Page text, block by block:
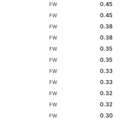
FW
0.45
FW
0.45
FW
0.38
FW
0.38
FW
0.35
FW
0.35
FW
0.33
FW
0.33
FW
0.32
FW
0.32
FW
0.30